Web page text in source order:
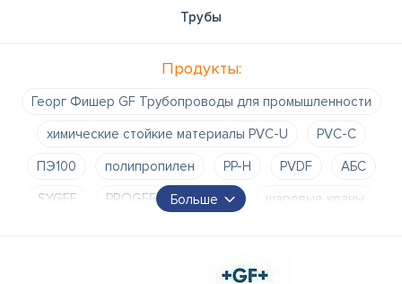
Трубы
Продукты:
Георг Фишер GF Трубопроводы для промышленности
химические стойкие материалы PVC-U
PVC-C
ПЭ100
полипропилен PP-H PVDF
АБС
SYGEF
PROGEF фитинги
шаровые краны
клапаны с пневматическим приводом
Больше